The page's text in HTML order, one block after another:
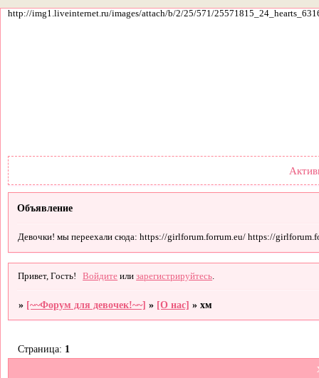
http://img1.liveinternet.ru/images/attach/b/2/25/571/
Объявление
Девочки! мы переехали сюда: https://girlforum.forrum.eu/ https://
Привет, Гость! Войдите илизарегистрируйтесь
» [~~Форум для девочек!~~] » [О нас] »хм
Страница: 1